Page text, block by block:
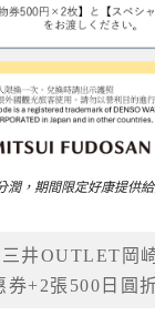
潤，期間限定好康提供
三井OUTLET岡
券+2張500日圓